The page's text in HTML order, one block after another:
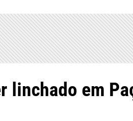
linchado em